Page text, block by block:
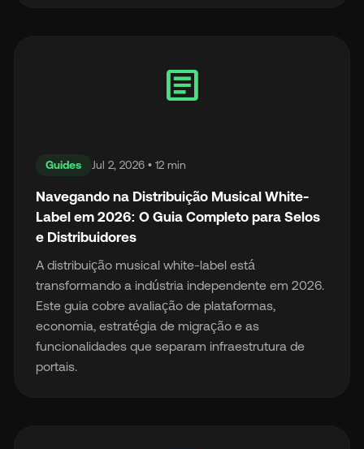
article
Guides Jul 2, 2026 • 12 min
Navegando na Distribuição Musical White-
Label em 2026: O Guia Completo para Selos
e Distribuidores
A distribuição musical white-label está
transformando a indústria independente em 2026.
Este guia cobre avaliação de plataformas,
economia, estratégia de migração e as
funcionalidades que separam infraestrutura de
portais.